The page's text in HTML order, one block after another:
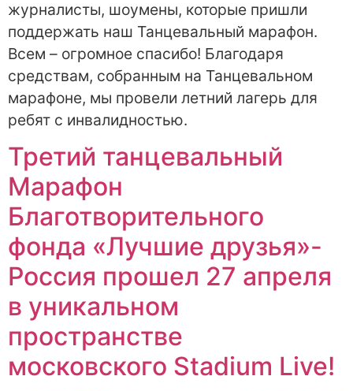
журналисты, шоумены, которые пришли
поддержать наш Танцевальный марафон.
Всем – огромное спасибо! Благодаря
средствам, собранным на Танцевальном
марафоне, мы провели летний лагерь для
ребят с инвалидностью.
Третий танцевальный
Марафон
Благотворительного
фонда «Лучшие друзья»-
Россия прошел 27 апреля
в уникальном
пространстве
московского Stadium Live!